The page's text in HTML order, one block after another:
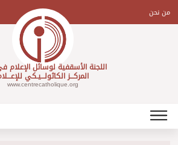
contentمن نحن
اللجنة الأسقفية لوسائل الإعلام
المركـــز الكاثولـــيـكي
www.centrecatholique.org